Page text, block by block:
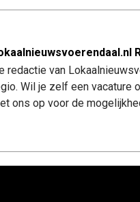
redactie van
Wil je zelf een vacature
ons op voor de